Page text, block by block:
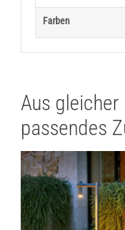
Farben
Aus
passendes